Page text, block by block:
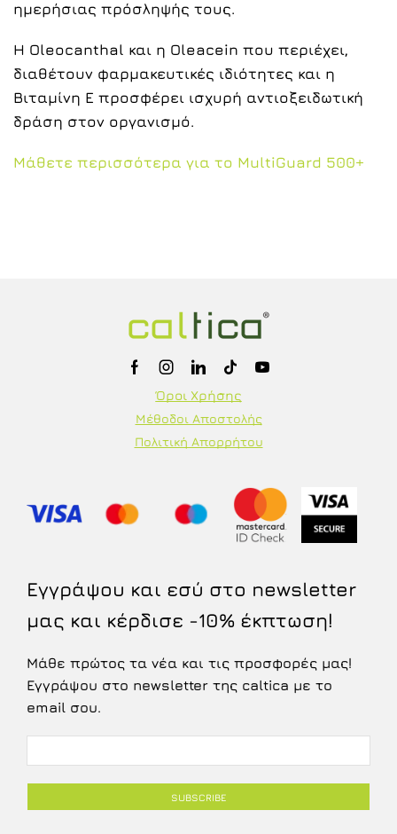
ημερήσιας πρόσληψής τους.
Η Oleocanthal και η Oleacein που περιέχει,
διαθέτουν φαρμακευτικές ιδιότητες και η
Βιταμίνη Ε προσφέρει ισχυρή αντιοξειδωτική
δράση στον οργανισμό.
Μάθετε περισσότερα για το MultiGuard 500+
Όροι Χρήσης
Μέθοδοι Αποστολής
Πολιτική Απορρήτου
Εγγράψου και εσύ στο newsletter
μας και κέρδισε -10% έκπτωση!
Μάθε πρώτος τα νέα και τις προσφορές μας!
Εγγράψου στο newsletter της caltica με το
email σου.